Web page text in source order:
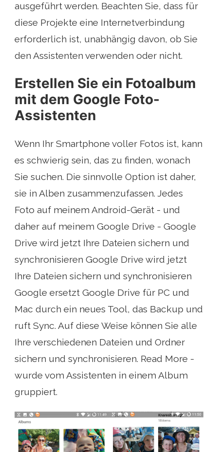
ausgeführt werden. Beachten Sie, dass für
diese Projekte eine Internetverbindung
erforderlich ist, unabhängig davon, ob Sie
den Assistenten verwenden oder nicht.
Erstellen Sie ein Fotoalbum
mit dem Google Foto-
Assistenten
Wenn Ihr Smartphone voller Fotos ist, kann
es schwierig sein, das zu finden, wonach
Sie suchen. Die sinnvolle Option ist daher,
sie in Alben zusammenzufassen. Jedes
Foto auf meinem Android-Gerät - und
daher auf meinem Google Drive - Google
Drive wird jetzt Ihre Dateien sichern und
synchronisieren Google Drive wird jetzt
Ihre Dateien sichern und synchronisieren
Google ersetzt Google Drive für PC und
Mac durch ein neues Tool, das Backup und
ruft Sync. Auf diese Weise können Sie alle
Ihre verschiedenen Dateien und Ordner
sichern und synchronisieren. Read More -
wurde vom Assistenten in einem Album
gruppiert.